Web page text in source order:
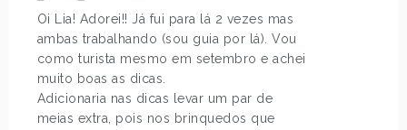
Oi Lia! Adorei!! Já fui para lá 2 vezes mas
ambas trabalhando (sou guia por lá). Vou
como turista mesmo em setembro e achei
muito boas as dicas.
Adicionaria nas dicas levar um par de
meias extra, pois nos brinquedos que